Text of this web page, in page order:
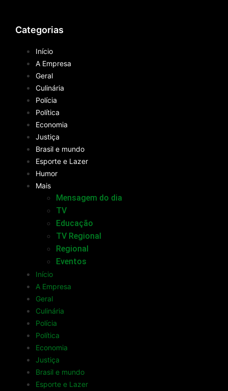
Categorias
Início
A Empresa
Geral
Culinária
Polícia
Política
Economia
Justiça
Brasil e mundo
Esporte e Lazer
Humor
Mais
Mensagem do dia
TV
Educação
TV Regional
Regional
Eventos
Início
A Empresa
Geral
Culinária
Polícia
Política
Economia
Justiça
Brasil e mundo
Esporte e Lazer